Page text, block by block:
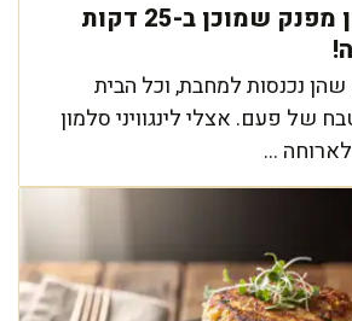
לינגוויני סלמון מפנק שמוכן ב-25 דקות
נכנסות למחבת, וכל הבית
של פעם. אצלי לינגוויני סלמון
...